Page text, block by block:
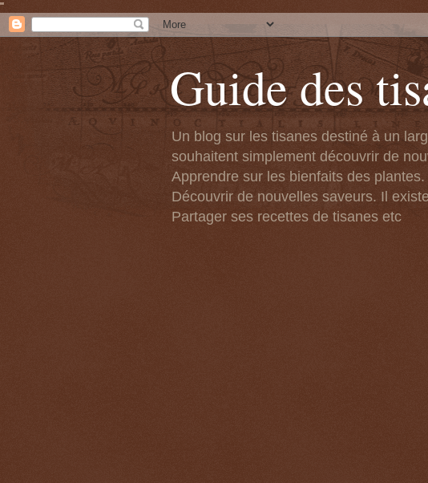
"
Guide des
Un blog sur les tisanes destiné à un
souhaitent simplement découvrir de
Apprendre sur les bienfaits des
Découvrir de nouvelles saveurs. Il
Partager ses recettes de tisanes etc